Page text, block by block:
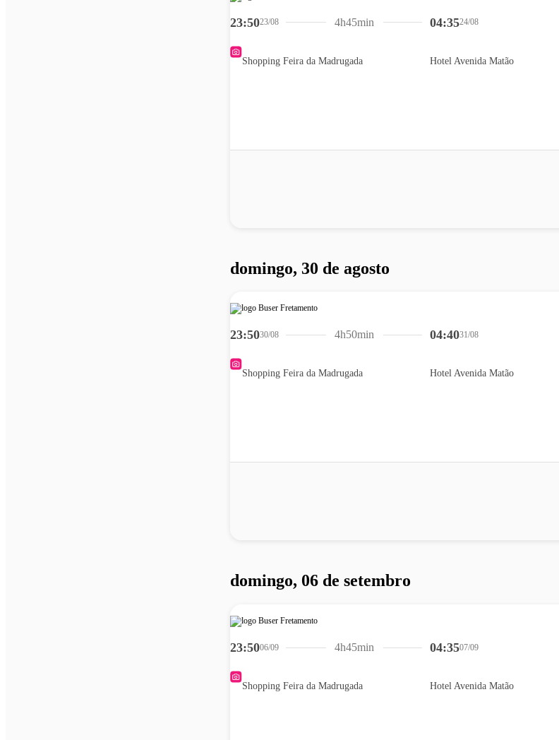
23:5023/08
Shopping Feira da Madrugada
04:3524/08
Hotel Avenida Matão
4h45min
domingo, 30 de agosto
23:5030/08
Shopping Feira da Madrugada
04:4031/08
Hotel Avenida Matão
4h50min
domingo, 06 de setembro
23:5006/09
Shopping Feira da Madrugada
04:3507/09
Hotel Avenida Matão
4h45min